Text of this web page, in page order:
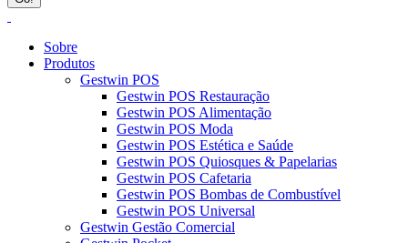
Sobre
Produtos
Gestwin POS
Gestwin POS Restauração
Gestwin POS Alimentação
Gestwin POS Moda
Gestwin POS Estética e Saúde
Gestwin POS Quiosques & Papelarias
Gestwin POS Cafetaria
Gestwin POS Bombas de Combustível
Gestwin POS Universal
Gestwin Gestão Comercial